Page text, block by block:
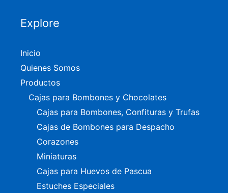
Explore
Inicio
Quienes Somos
Productos
Cajas para Bombones y Chocolates
Cajas para Bombones, Confituras y Trufas
Cajas de Bombones para Despacho
Corazones
Miniaturas
Cajas para Huevos de Pascua
Estuches Especiales